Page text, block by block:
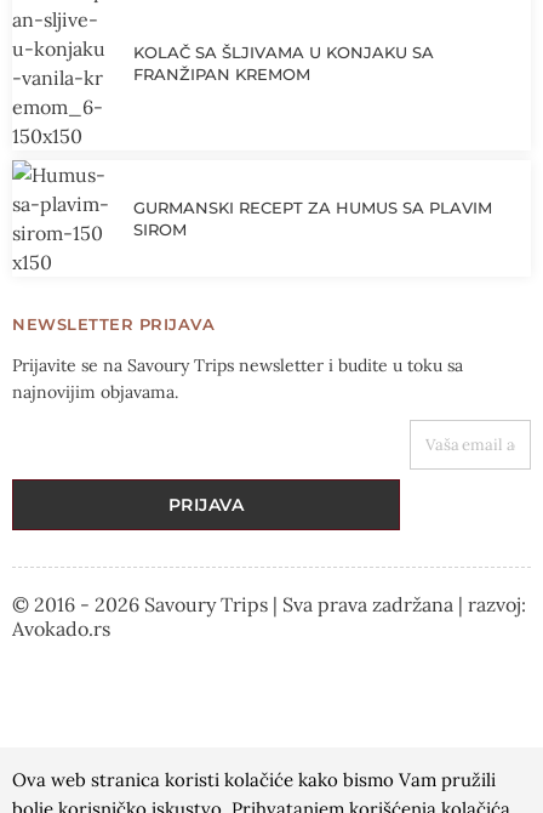
KOLAČ SA ŠLJIVAMA U KONJAKU SA
FRANŽIPAN KREMOM
GURMANSKI RECEPT ZA HUMUS SA PLAVIM
SIROM
NEWSLETTER PRIJAVA
Prijavite se na Savoury Trips newsletter i budite u toku sa
najnovijim objavama.
PRIJAVA
© 2016 - 2026 Savoury Trips | Sva prava zadržana | razvoj:
Avokado.rs
Ova web stranica koristi kolačiće kako bismo Vam pružili